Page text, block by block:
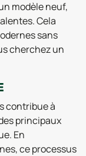
modèle neuf,
Cela
sans
cherchez un
contribue à
principaux
En
ce processus